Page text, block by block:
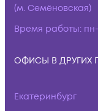
(м. Семёновская)
Время работы:
ОФИСЫ В ДРУГИХ
Екатеринбург